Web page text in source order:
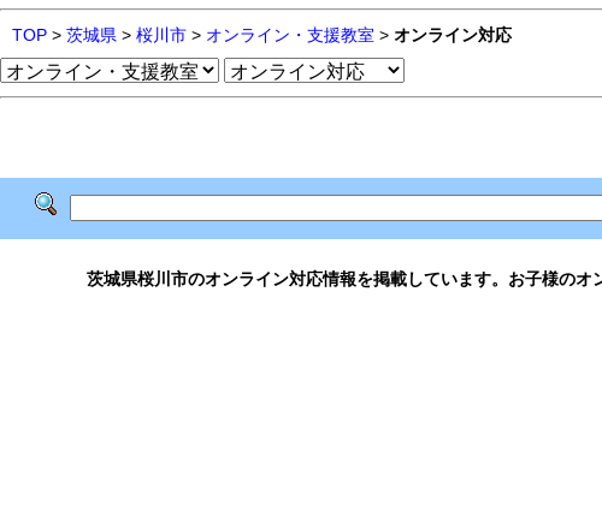
TOP > 茨城県 > 桜川市 > オンライン・支援教室 > オンライン対応
茨城県桜川市のオンライン対応情報を掲載しています。お子様のオ